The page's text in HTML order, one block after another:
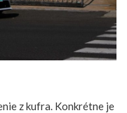
z kufra. Konkrétne je